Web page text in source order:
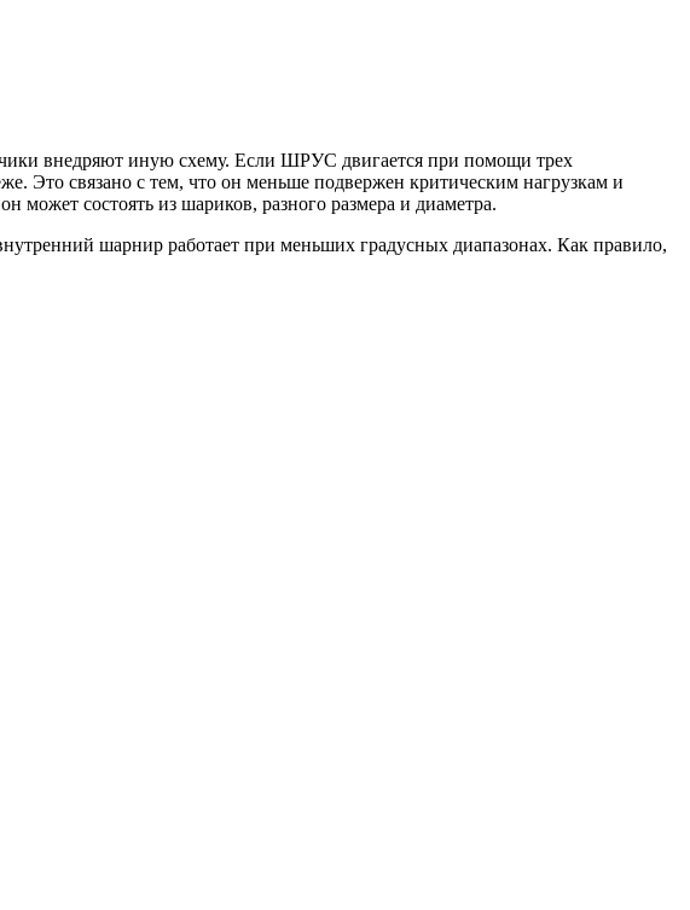
внедряют иную схему. Если ШРУС двигается при помощи трех
Это связано с тем, что он меньше подвержен критическим нагрузкам и
может состоять из шариков, разного размера и диаметра.
шарнир работает при меньших градусных диапазонах. Как правило,